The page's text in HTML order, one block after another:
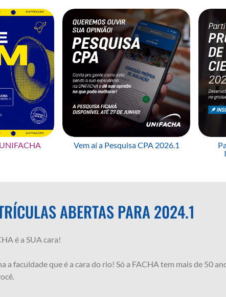
Vem aí a Pesquisa CPA 2026.1
ABERTAS PARA 2024.1
é a SUA cara!
a faculdade que é a cara do rio! Só a FACHA tem mais de 50